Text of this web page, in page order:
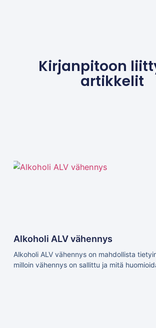
Kirjanpitoon
artikkelit
Alkoholi ALV vähennys
Alkoholi ALV vähennys on mahdollista
milloin vähennys on sallittu ja mitä